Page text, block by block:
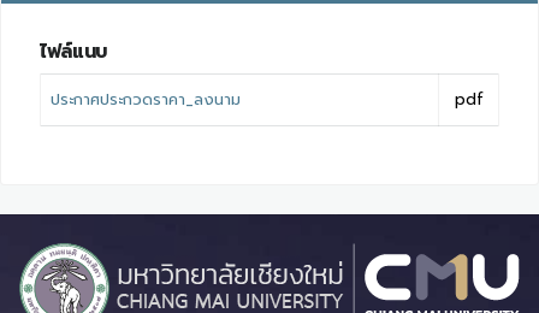
ไฟล์แนบ
ประกาศประกวดราคา_ลงนาม pdf